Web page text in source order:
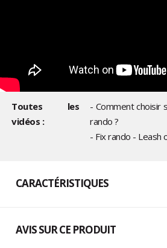
Toutes les
vidéos :
- Comment choisir
rando ?
- Fix rando - Leash
CARACTÉRISTIQUES
AVIS SUR CE PRODUIT